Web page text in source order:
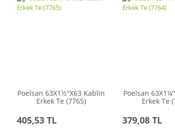
Poelsan 63X1½''X63 Kablin
Erkek Te (7765)
405,53 TL
Poelsan
Erkek Te
379,08 TL